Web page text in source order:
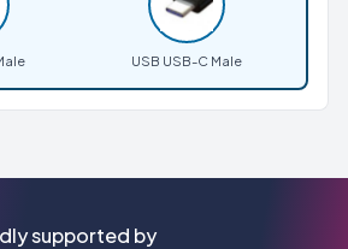
USB USB-C Male
supported by